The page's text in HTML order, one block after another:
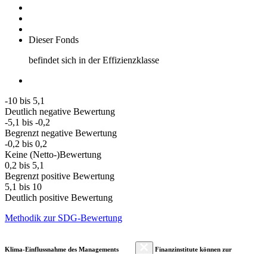
Dieser Fonds
befindet sich in der Effizienzklasse
-10 bis 5,1
Deutlich negative Bewertung
-5,1 bis -0,2
Begrenzt negative Bewertung
-0,2 bis 0,2
Keine (Netto-)Bewertung
0,2 bis 5,1
Begrenzt positive Bewertung
5,1 bis 10
Deutlich positive Bewertung
Methodik zur SDG-Bewertung
Klima-Einflussnahme des Managements
Finanzinstitute können zur